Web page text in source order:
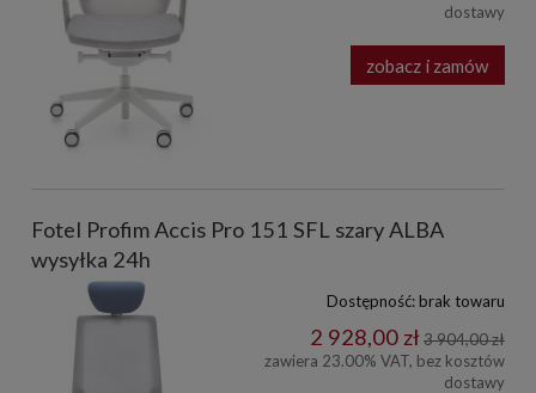
dostawy
zobacz i zamów
Fotel Profim Accis Pro 151 SFL szary ALBA
wysyłka 24h
Dostępność: brak towaru
2 928,00 zł 3 904,00 zł
zawiera 23.00% VAT, bez kosztów
dostawy